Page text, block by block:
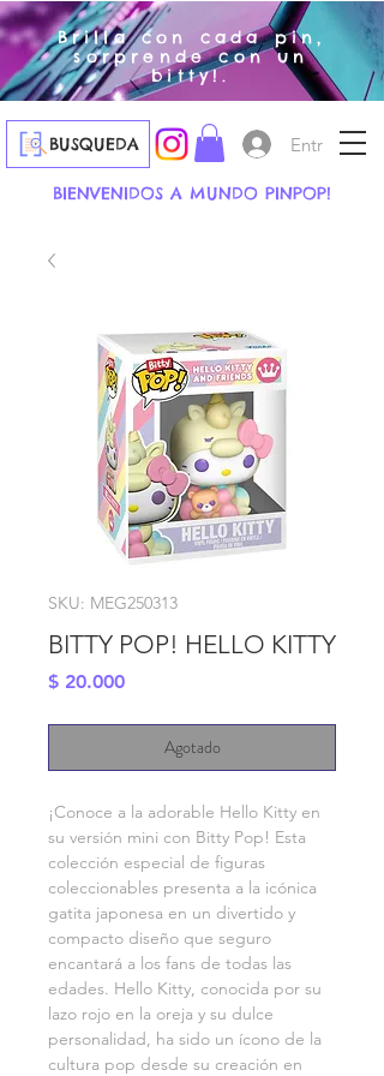
Brilla con cada pin,
sorprende con un
bitty!.
BUSQUEDA
BIENVENIDOS A MUNDO PINPOP!
Entrar
SKU: MEG250313
BITTY POP! HELLO KITTY
$ 20.000Precio
Agotado
¡Conoce a la adorable Hello Kitty en
su versión mini con Bitty Pop! Esta
colección especial de figuras
coleccionables presenta a la icónica
gatita japonesa en un divertido y
compacto diseño que seguro
encantará a los fans de todas las
edades. Hello Kitty, conocida por su
lazo rojo en la oreja y su dulce
personalidad, ha sido un ícono de la
cultura pop desde su creación en